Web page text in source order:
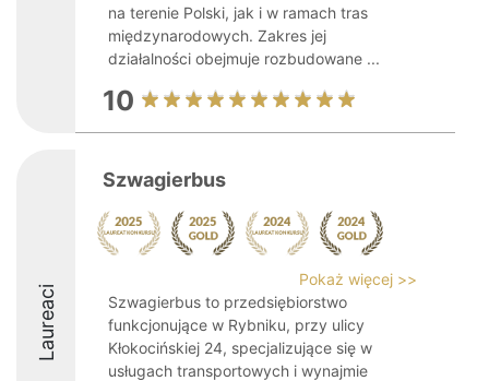
na terenie Polski, jak i w ramach tras
międzynarodowych. Zakres jej
działalności obejmuje rozbudowane ...
10
Laureaci
Szwagierbus
Pokaż więcej >>
Szwagierbus to przedsiębiorstwo
funkcjonujące w Rybniku, przy ulicy
Kłokocińskiej 24, specjalizujące się w
usługach transportowych i wynajmie